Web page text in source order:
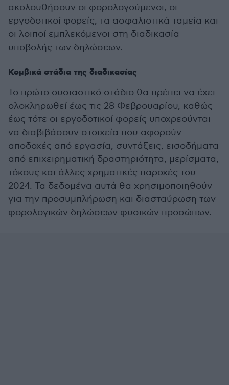
ακολουθήσουν οι φορολογούμενοι, οι
εργοδοτικοί φορείς, τα ασφαλιστικά ταμεία και
οι λοιποί εμπλεκόμενοι στη διαδικασία
υποβολής των δηλώσεων.
Κομβικά στάδια της διαδικασίας
Το πρώτο ουσιαστικό στάδιο θα πρέπει να έχει
ολοκληρωθεί έως τις 28 Φεβρουαρίου, καθώς
έως τότε οι εργοδοτικοί φορείς υποχρεούνται
να διαβιβάσουν στοιχεία που αφορούν
αποδοχές από εργασία, συντάξεις, εισοδήματα
από επιχειρηματική δραστηριότητα, μερίσματα,
τόκους και άλλες χρηματικές παροχές του
2024. Τα δεδομένα αυτά θα χρησιμοποιηθούν
για την προσυμπλήρωση και διασταύρωση των
φορολογικών δηλώσεων φυσικών προσώπων.